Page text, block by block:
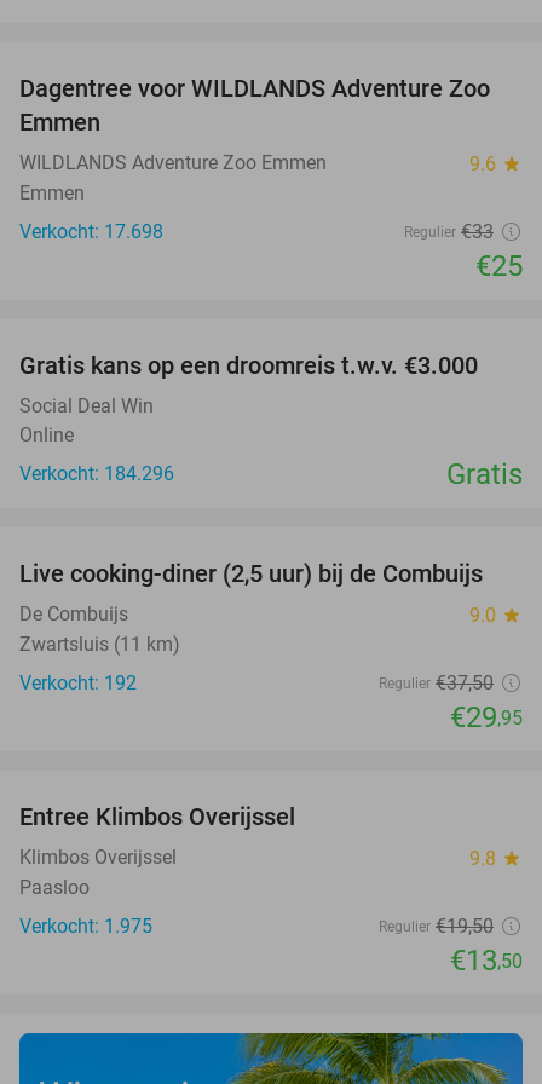
24%
Dagentree voor WILDLANDS Adventure Zoo
Emmen
WILDLANDS Adventure Zoo Emmen 9.6 star
Emmen
Verkocht: 17.698
Regulier €33
€25
Gratis kans op een droomreis t.w.v. €3.000
Social Deal Win
Online
Verkocht: 184.296
Gratis
20%
Live cooking-diner (2,5 uur) bij de Combuijs
De Combuijs 9.0 star
Zwartsluis (11 km)
Verkocht: 192
Regulier €37,50
€29,95
Entree Klimbos Overijssel
Klimbos Overijssel 9.8 star
Paasloo
Verkocht: 1.975
Regulier €19,50
€13,50